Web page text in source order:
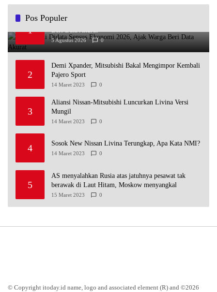
Pos Populer
1
Andra Soni Didata Sensus Ekonomi 2026, Ajak Warga
5 Agustus 2026 0
2
Demi Xpander, Mitsubishi Bakal Mengimpor Kembali
Pajero Sport
14 Maret 2023 0
3
Aliansi Nissan-Mitsubishi Luncurkan Livina Versi
Mungil
14 Maret 2023 0
4 Sosok New Nissan Livina Terungkap, Apa Kata NMI?
14 Maret 2023 0
5
AS menyalahkan Rusia atas jatuhnya pesawat tak
berawak di Laut Hitam, Moskow menyangkal
15 Maret 2023 0
© Copyright itoday.id name, logo and associated element (R) and ©2026